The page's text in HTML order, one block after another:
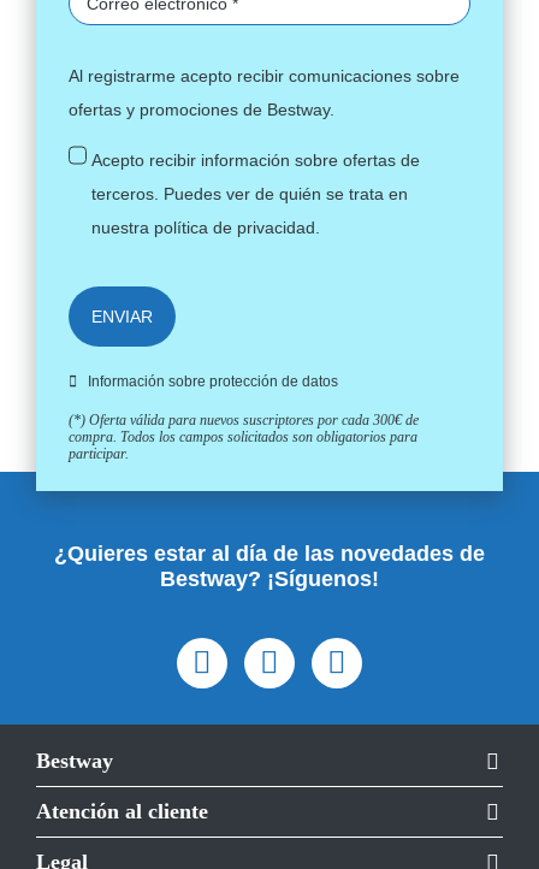
Al registrarme acepto recibir comunicaciones sobre
ofertas y promociones de Bestway.
Acepto recibir información sobre ofertas de
terceros. Puedes ver de quién se trata en
nuestra política de privacidad.
ENVIAR
Información sobre protección de datos
(*) Oferta válida para nuevos suscriptores por cada 300€ de
compra. Todos los campos solicitados son obligatorios para
participar.
¿Quieres estar al día de las novedades de
Bestway? ¡Síguenos!
Bestway
Atención al cliente
Legal